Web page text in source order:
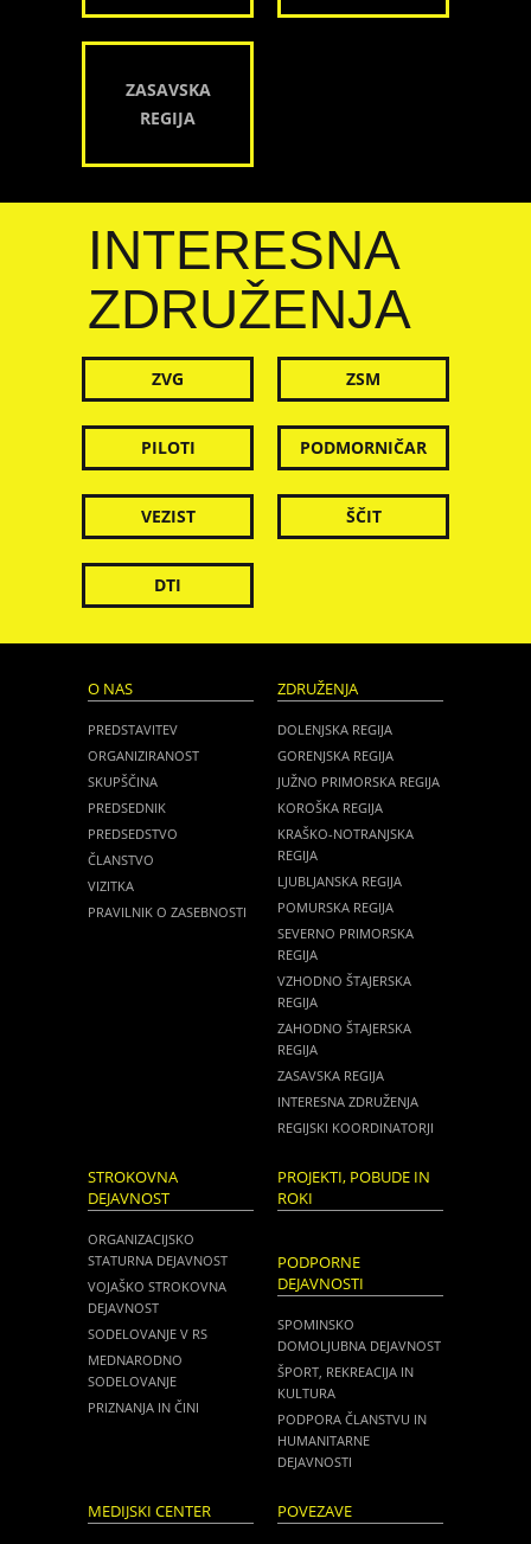
ZASAVSKA
REGIJA
INTERESNA
ZDRUŽENJA
ZVG ZSM
PILOTI PODMORNIČAR
VEZIST ŠČIT
DTI
O NAS
PREDSTAVITEV
ORGANIZIRANOST
SKUPŠČINA
PREDSEDNIK
PREDSEDSTVO
ČLANSTVO
VIZITKA
PRAVILNIK O ZASEBNOSTI
ZDRUŽENJA
DOLENJSKA REGIJA
GORENJSKA REGIJA
JUŽNO PRIMORSKA REGIJA
KOROŠKA REGIJA
KRAŠKO-NOTRANJSKA
REGIJA
LJUBLJANSKA REGIJA
POMURSKA REGIJA
SEVERNO PRIMORSKA
REGIJA
VZHODNO ŠTAJERSKA
REGIJA
ZAHODNO ŠTAJERSKA
REGIJA
ZASAVSKA REGIJA
INTERESNA ZDRUŽENJA
REGIJSKI KOORDINATORJI
STROKOVNA
DEJAVNOST
ORGANIZACIJSKO
STATURNA DEJAVNOST
VOJAŠKO STROKOVNA
DEJAVNOST
SODELOVANJE V RS
MEDNARODNO
SODELOVANJE
PRIZNANJA IN ČINI
PROJEKTI, POBUDE IN
ROKI
PODPORNE
DEJAVNOSTI
SPOMINSKO
DOMOLJUBNA DEJAVNOST
ŠPORT, REKREACIJA IN
KULTURA
PODPORA ČLANSTVU IN
HUMANITARNE
DEJAVNOSTI
MEDIJSKI CENTER POVEZAVE